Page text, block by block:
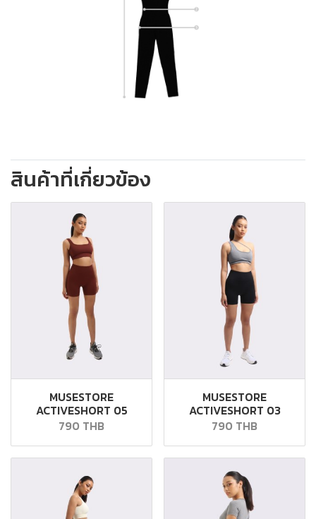
สินค้าที่เกี่ยวข้อง
MUSESTORE
ACTIVESHORT 05
790 THB
MUSESTORE
ACTIVESHORT 03
790 THB